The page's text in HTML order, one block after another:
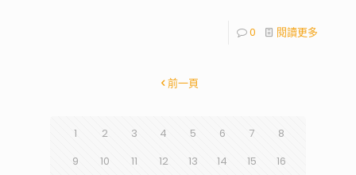
0 閱讀更多
前一頁
1 2 3 4 5 6 7
8
9
10 11 12 13 14 15
16